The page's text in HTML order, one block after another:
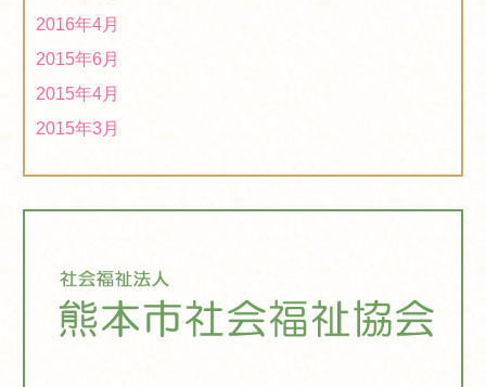
2016年4月
2015年6月
2015年4月
2015年3月